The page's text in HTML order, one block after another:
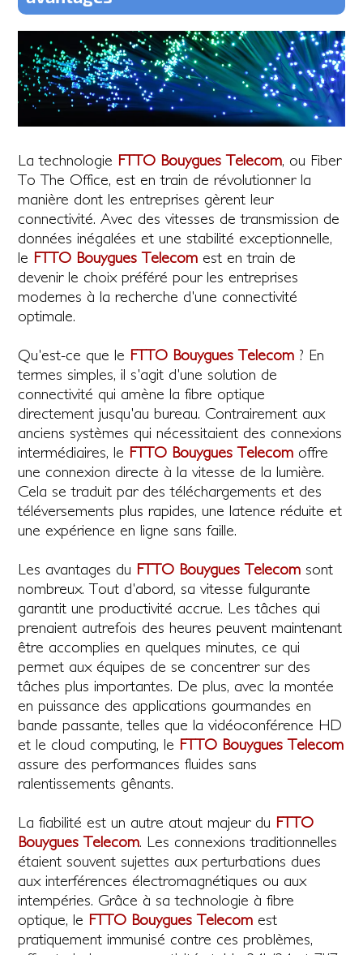
La technologie FTTO Bouygues Telecom, ou Fiber
To The Office, est en train de révolutionner la
manière dont les entreprises gèrent leur
connectivité. Avec des vitesses de transmission de
données inégalées et une stabilité exceptionnelle,
le FTTO Bouygues Telecom est en train de
devenir le choix préféré pour les entreprises
modernes à la recherche d'une connectivité
optimale.
Qu'est-ce que le FTTO Bouygues Telecom ? En
termes simples, il s'agit d'une solution de
connectivité qui amène la fibre optique
directement jusqu'au bureau. Contrairement aux
anciens systèmes qui nécessitaient des connexions
intermédiaires, le FTTO Bouygues Telecom offre
une connexion directe à la vitesse de la lumière.
Cela se traduit par des téléchargements et des
téléversements plus rapides, une latence réduite et
une expérience en ligne sans faille.
Les avantages du FTTO Bouygues Telecom sont
nombreux. Tout d'abord, sa vitesse fulgurante
garantit une productivité accrue. Les tâches qui
prenaient autrefois des heures peuvent maintenant
être accomplies en quelques minutes, ce qui
permet aux équipes de se concentrer sur des
tâches plus importantes. De plus, avec la montée
en puissance des applications gourmandes en
bande passante, telles que la vidéoconférence HD
et le cloud computing, le FTTO Bouygues Telecom
assure des performances fluides sans
ralentissements gênants.
La fiabilité est un autre atout majeur du FTTO
Bouygues Telecom. Les connexions traditionnelles
étaient souvent sujettes aux perturbations dues
aux interférences électromagnétiques ou aux
intempéries. Grâce à sa technologie à fibre
optique, le FTTO Bouygues Telecom est
pratiquement immunisé contre ces problèmes,